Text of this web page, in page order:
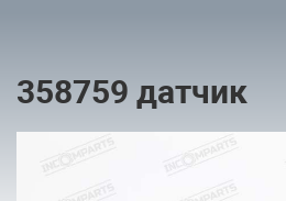
358759 датчик